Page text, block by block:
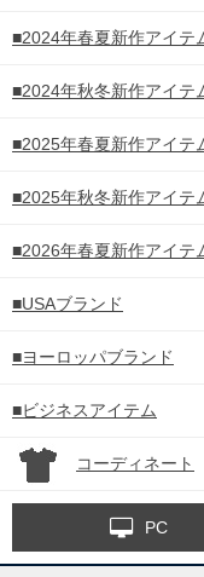
■2024年春夏新作アイテ
■2024年秋冬新作アイテ
■2025年春夏新作アイテ
■2025年秋冬新作アイテ
■2026年春夏新作アイテ
■USAブランド
■ヨーロッパブランド
■ビジネスアイテム
コーディネート
PC